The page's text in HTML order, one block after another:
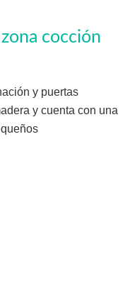
cocción
y puertas
y cuenta con una